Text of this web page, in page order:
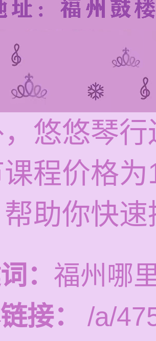
，悠悠琴
程价格
助你快
： 福州哪
接：
/a/